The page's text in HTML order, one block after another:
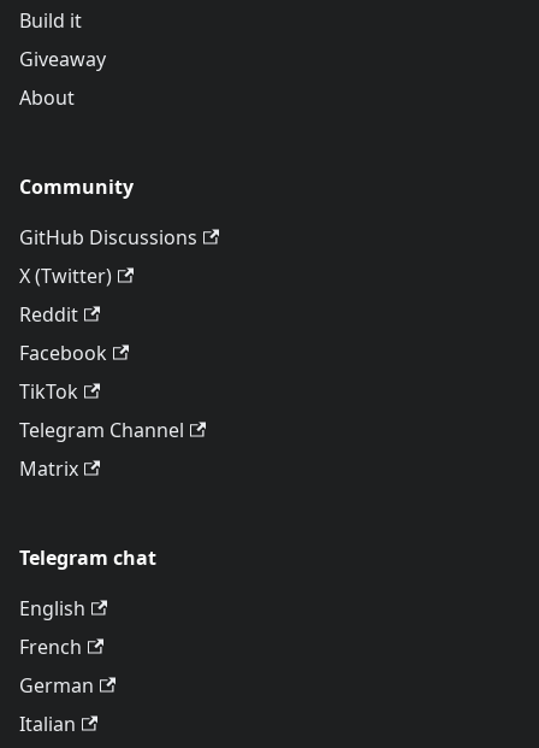
Build it
Giveaway
About
Community
GitHub Discussions
X (Twitter)
Reddit
Facebook
TikTok
Telegram Channel
Matrix
Telegram chat
English
French
German
Italian